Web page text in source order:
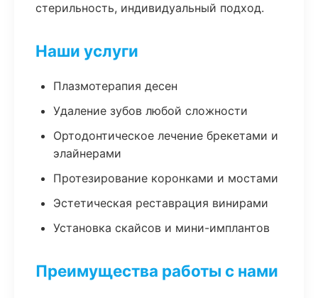
стерильность, индивидуальный подход.
Наши услуги
Плазмотерапия десен
Удаление зубов любой сложности
Ортодонтическое лечение брекетами и
элайнерами
Протезирование коронками и мостами
Эстетическая реставрация винирами
Установка скайсов и мини-имплантов
Преимущества работы с нами